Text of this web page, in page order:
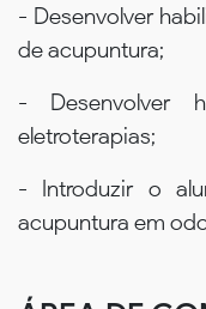
- Desenvolver
de acupuntura;
- Desenvolver
eletroterapias;
- Introduzir o
acupuntura em